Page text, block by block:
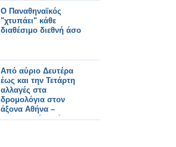
Ο Παναθηναϊκός
"χτυπάει" κάθε
διαθέσιμο διεθνή άσο
Από αύριο Δευτέρα
έως και την Τετάρτη
αλλαγές στα
δρομολόγια στον
άξονα Αθήνα –
Θεσσαλονίκη λόγω